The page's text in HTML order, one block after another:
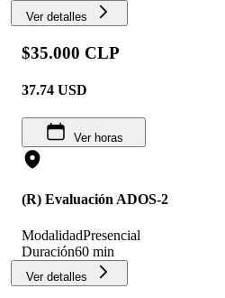
Ver detalles
$35.000 CLP
37.74 USD
Ver horas
(R) Evaluación ADOS-2
ModalidadPresencial
Duración60 min
Ver detalles